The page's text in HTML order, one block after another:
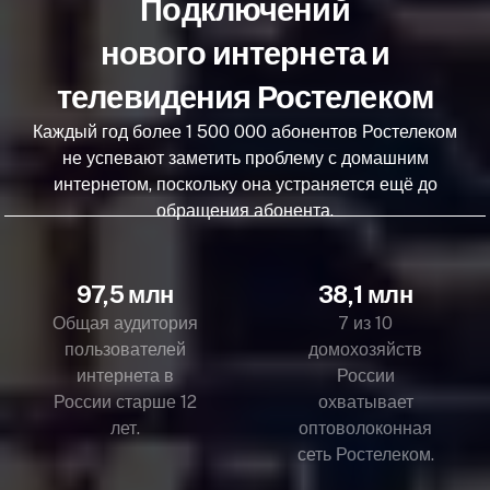
Подключений
нового интернета и
телевидения Ростелеком
Каждый год более 1 500 000 абонентов Ростелеком
не успевают заметить проблему с домашним
интернетом, поскольку она устраняется ещё до
обращения абонента.
97,5 млн
Общая аудитория
пользователей
интернета в
России старше 12
лет.
38,1 млн
7 из 10
домохозяйств
России
охватывает
оптоволоконная
сеть Ростелеком.